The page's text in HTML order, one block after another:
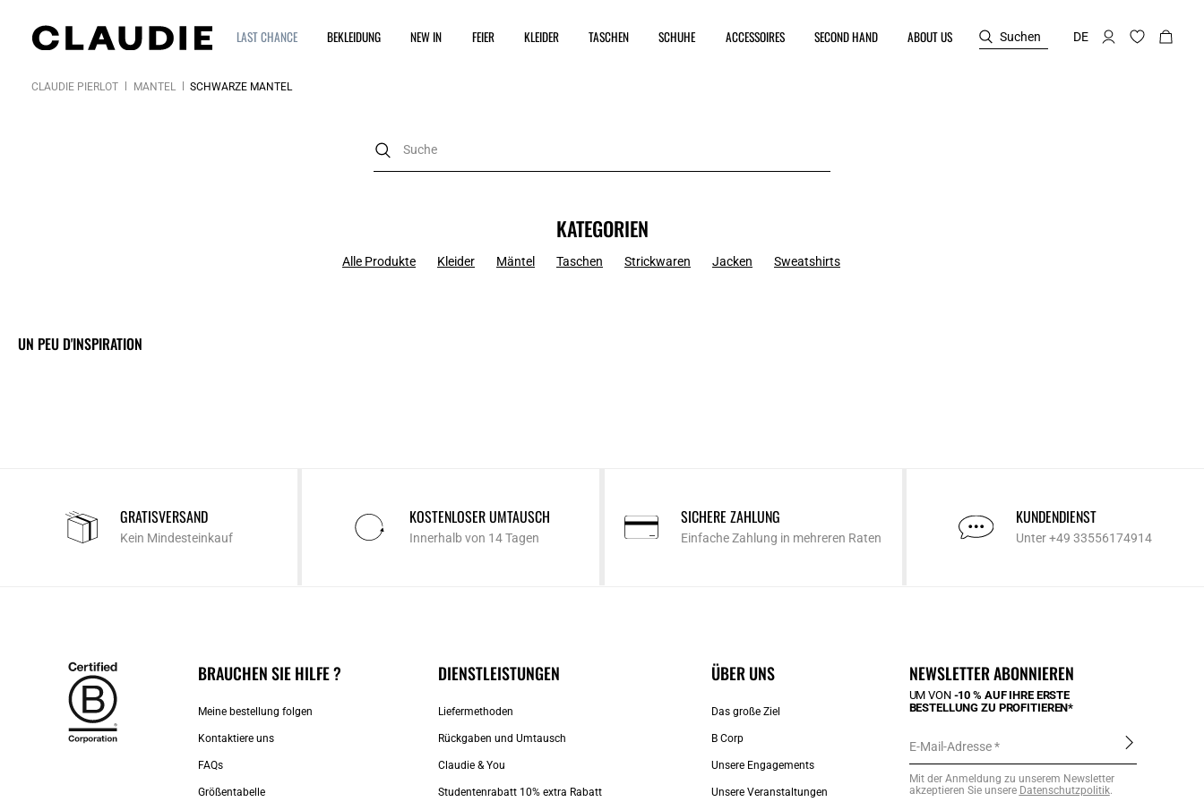
LAST CHANCE BEKLEIDUNG NEW IN FEIER KLEIDER TASCHEN SCHUHE ACCESSOIRES SECOND HAND ABOUT US Suchen DE
CLAUDIE PIERLOT MÄNTEL SCHWARZE MÄNTEL
KATEGORIEN
Alle Produkte Kleider Mäntel Taschen Strickwaren Jacken Sweatshirts
UN PEU D'INSPIRATION
GRATISVERSAND
Kein Mindesteinkauf
KOSTENLOSER UMTAUSCH
Innerhalb von 14 Tagen
SICHERE ZAHLUNG
Einfache Zahlung in mehreren Raten
KUNDENDIENST
Unter +49 33556174914
BRAUCHEN SIE HILFE ?
Meine bestellung folgen
Kontaktiere uns​
FAQs
Größentabelle
DIENSTLEISTUNGEN
Liefermethoden
Rückgaben und Umtausch
Claudie & You
Studentenrabatt 10% extra Rabatt
ÜBER UNS
Das große Ziel
B Corp
Unsere Engagements
Unsere Veranstaltungen
NEWSLETTER ABONNIEREN
UM VON -10 % AUF IHRE ERSTE
BESTELLUNG ZU PROFITIEREN*
E-Mail-Adresse
Mit der Anmeldung zu unserem Newsletter
akzeptieren Sie unsere Datenschutzpolitik.